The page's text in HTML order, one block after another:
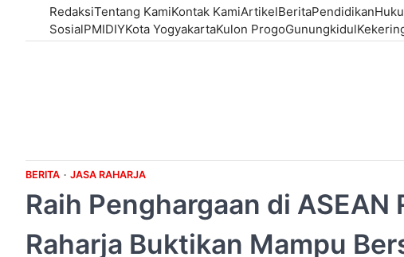
RedaksiTentang KamiKontak KamiArtikelBeritaPendidikan
SosialPMIDIYKota YogyakartaKulon ProgoGunungkidul
BERITA JASA RAHARJA
Raih Penghargaan di
Raharja Buktikan Mampu